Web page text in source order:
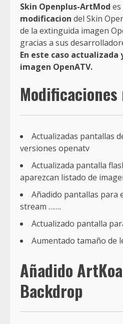
Skin Openplus-ArtMod
modificacion del Skin
de la extinguida imagen
gracias a sus
En este caso actualizada
imagen OpenATV.
Actualizadas pantallas
versiones openatv
Actualizada pantalla
aparezcan listado de
Añadido pantallas para
stream …….
Actualizado pantalla
Aumentado tamaño de
Añadido
Backdrop